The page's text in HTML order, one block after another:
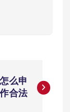
么申
合法